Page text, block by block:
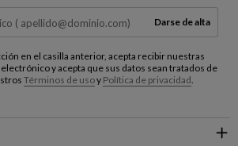
Darse de alta
en el casilla anterior, acepta recibir nuestras
y acepta que sus datos sean tratados de
Términos de usoy Política de privacidad